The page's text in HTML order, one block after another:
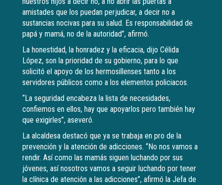
amistades que los puedan perjudicar, a decir no a
sustancias nocivas para su salud. Es responsabilidad de
papá y mamá, no de la autoridad”, afirmó.
La honestidad, la honradez y la eficacia, dijo Célida
López, son la prioridad de su gobierno, para lo que
solicitó el apoyo de los hermosillenses tanto a los
servidores públicos como a los elementos policiacos.
“La seguridad encabeza la lista de necesidades,
confiemos en ellos, hay que apoyarlos pero también hay
que exigirles”, aseveró.
La alcaldesa destacó que ya se trabaja en pro de la
prevención y la atención de adicciones. “No nos vamos a
rendir. Así como las mamás siguen luchando por sus
jóvenes, así nosotros vamos a seguir luchando por tener
la clínica de atención a las adicciones”, afirmó la Jefa de